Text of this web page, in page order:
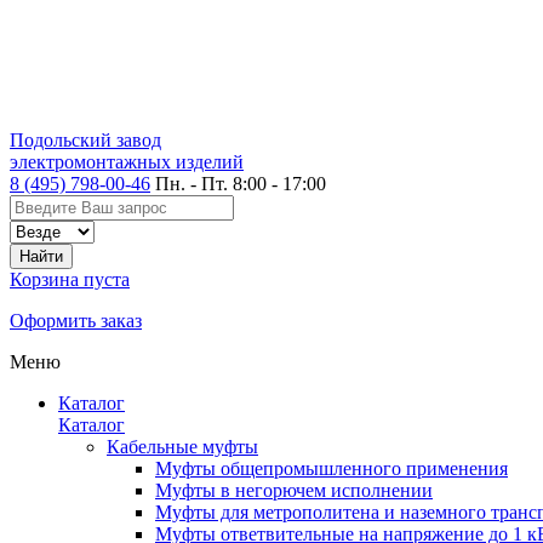
Подольский завод
электромонтажных изделий
8 (495) 798-00-46 Пн. - Пт. 8:00 - 17:00
Корзина пуста
Оформить заказ
Меню
Каталог
Каталог
Кабельные муфты
Муфты общепромышленного применения
Муфты в негорючем исполнении
Муфты для метрополитена и наземного
Муфты ответвительные на напряжение до 1